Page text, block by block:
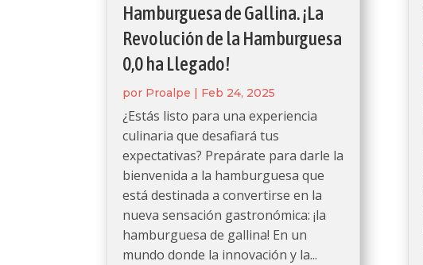
Hamburguesa de Gallina. ¡La
Revolución de la Hamburguesa
0,0 ha Llegado!
por Proalpe | Feb 24, 2025
¿Estás listo para una experiencia
culinaria que desafiará tus
expectativas? Prepárate para darle la
bienvenida a la hamburguesa que
está destinada a convertirse en la
nueva sensación gastronómica: ¡la
hamburguesa de gallina! En un
mundo donde la innovación y la...